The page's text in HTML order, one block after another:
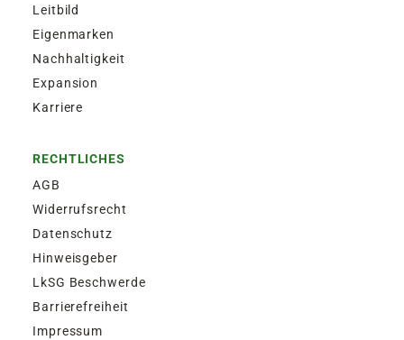
Leitbild
Eigenmarken
Nachhaltigkeit
Expansion
Karriere
RECHTLICHES
AGB
Widerrufsrecht
Datenschutz
Hinweisgeber
LkSG Beschwerde
Barrierefreiheit
Impressum